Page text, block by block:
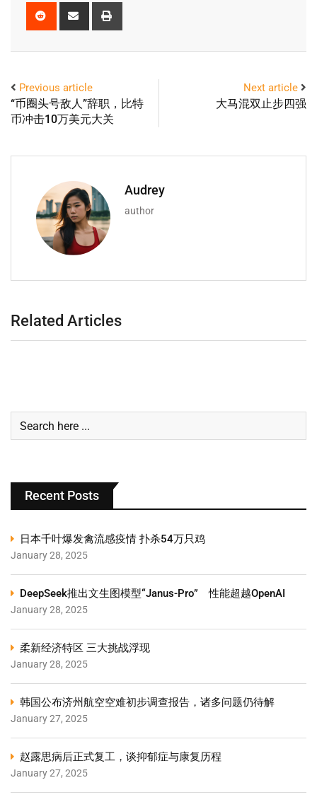
Previous article
“币圈头号敌人”辞职，比特
币冲击10万美元大关
Next article
大马混双止步四强
Audrey
author
Related Articles
Recent Posts
日本千叶爆发禽流感疫情 扑杀54万只鸡
January 28, 2025
DeepSeek推出文生图模型“Janus-Pro” 性能超越OpenAI
January 28, 2025
柔新经济特区 三大挑战浮现
January 28, 2025
韩国公布济州航空空难初步调查报告，诸多问题仍待解
January 27, 2025
赵露思病后正式复工，谈抑郁症与康复历程
January 27, 2025